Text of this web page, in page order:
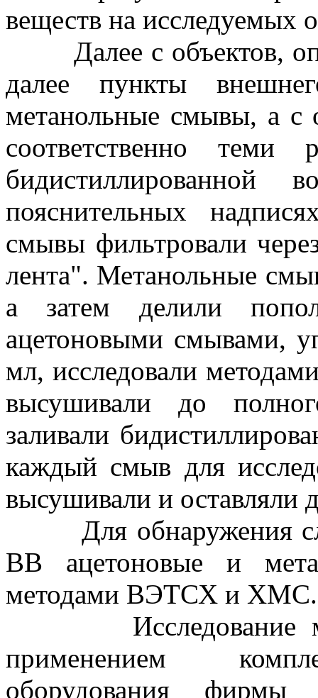
веществ на исследуемых
Далее с объектов,
далее пункты
метанольные смывы, а с
соответственно теми
пояснительных
смывы фильтровали
лента". Метанольные
а затем делили
ацетоновыми смывами,
мл, исследовали
высушивали до
заливали
каждый смыв для
высушивали и оставляли
Для обнаружения
ВВ ацетоновые и
методами ВЭТСХ и ХМС.
Исследование
применением
оборудования